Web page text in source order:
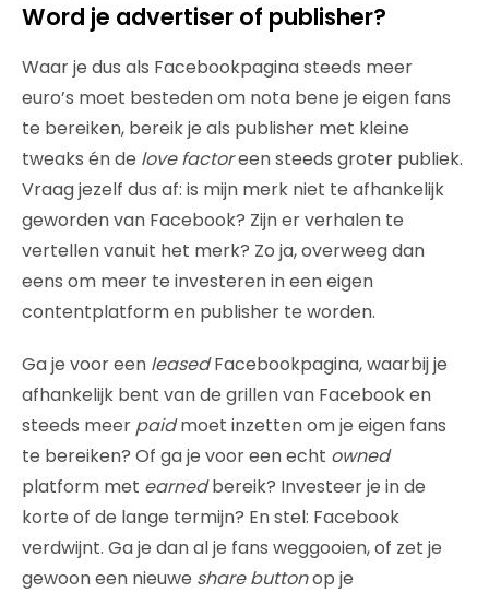
Word je advertiser of publisher?
Waar je dus als Facebookpagina steeds meer
euro’s moet besteden om nota bene je eigen fans
te bereiken, bereik je als publisher met kleine
tweaks én de love factoreen steeds groter publiek.
Vraag jezelf dus af: is mijn merk niet te afhankelijk
geworden van Facebook? Zijn er verhalen te
vertellen vanuit het merk? Zo ja, overweeg dan
eens om meer te investeren in een eigen
contentplatform en publisher te worden.
Ga je voor een leasedFacebookpagina, waarbij je
afhankelijk bent van de grillen van Facebook en
steeds meer paidmoet inzetten om je eigen fans
te bereiken? Of ga je voor een echt owned
platform met earnedbereik? Investeer je in de
korte of de lange termijn? En stel: Facebook
verdwijnt. Ga je dan al je fans weggooien, of zet je
gewoon een nieuwe share buttonop je